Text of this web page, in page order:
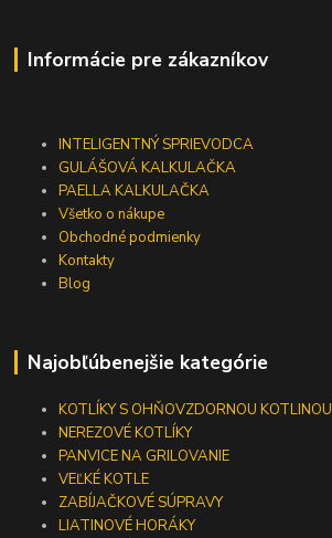
Informácie pre zákazníkov
INTELIGENTNÝ SPRIEVODCA
GULÁŠOVÁ KALKULAČKA
PAELLA KALKULAČKA
Všetko o nákupe
Obchodné podmienky
Kontakty
Blog
Najobľúbenejšie kategórie
KOTLÍKY S OHŇOVZDORNOU KOTLINOU
NEREZOVÉ KOTLÍKY
PANVICE NA GRILOVANIE
VEĽKÉ KOTLE
ZABÍJAČKOVÉ SÚPRAVY
LIATINOVÉ HORÁKY